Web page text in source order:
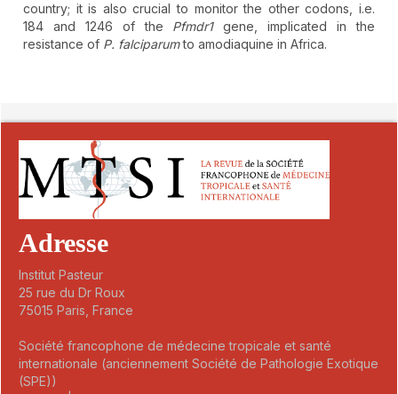
country; it is also crucial to monitor the other codons, i.e.
184 and 1246 of the Pfmdr1gene, implicated in the
resistance of P. falciparumto amodiaquine in Africa.
Adresse
Institut Pasteur
25 rue du Dr Roux
75015 Paris, France
Société francophone de médecine tropicale et santé
internationale (anciennement Société de Pathologie Exotique
(SPE))